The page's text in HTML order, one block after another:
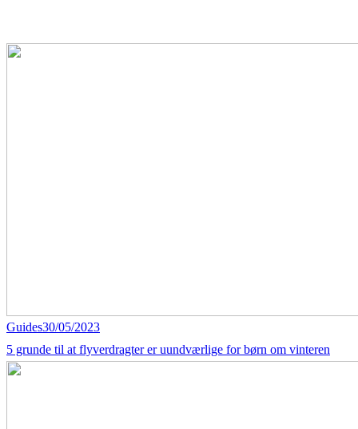
Guides30/05/2023
5 grunde til at flyverdragter er uundværlige for børn om vinteren